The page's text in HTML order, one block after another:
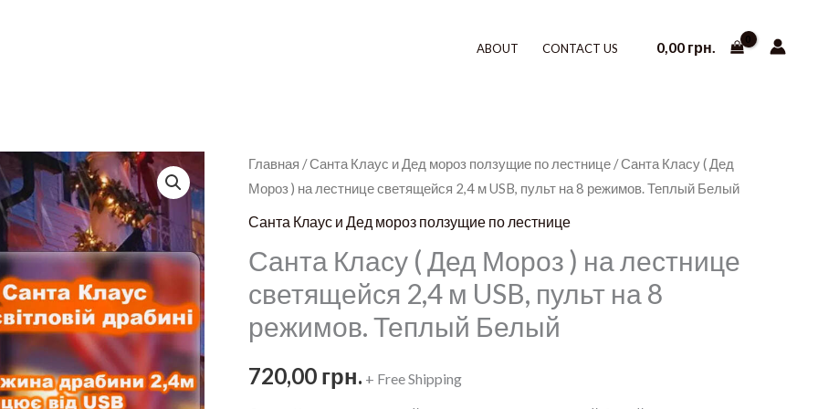
ABOUT CONTACT US 0,00 грн.
Главная /Санта Клаус и Дед мороз ползущие по лестнице / Санта Класу ( Дед
Мороз ) на лестнице светящейся 2,4 м USB, пульт на 8 режимов. Теплый Белый
Санта Клаус и Дед мороз ползущие по лестнице
Санта Класу ( Дед Мороз ) на лестнице
светящейся 2,4 м USB, пульт на 8
режимов. Теплый Белый
720,00 грн. + Free Shipping